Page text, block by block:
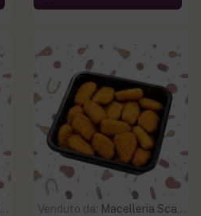
Venduto da: Macelleria Scaramuzzo